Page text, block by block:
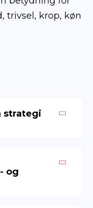
trivsel, krop, køn
strategi
og